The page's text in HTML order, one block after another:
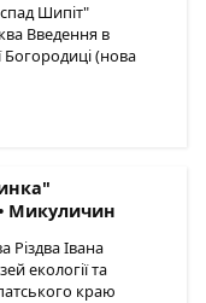
Шипіт"
Введення в
Богородиці (нова
Микуличин
Різдва Івана
екології та
краю